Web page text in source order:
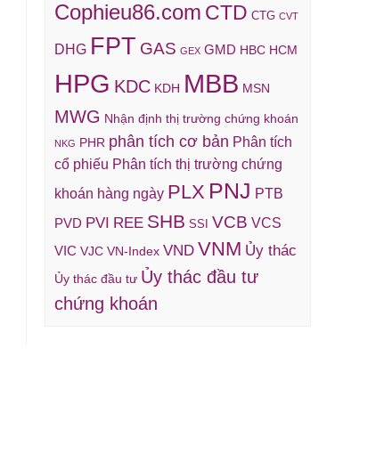
Cophieu86.com CTD CTG CVT
DHG FPT GAS GEX GMD HBC HCM
HPG KDC KDH MBB MSN
MWG Nhận định thị trường chứng khoán
NKG PHR phân tích cơ bản Phân tích
cổ phiếu Phân tích thị trường chứng
khoán hàng ngày PLX PNJ PTB
PVD PVI REE SHB SSI VCB VCS
VIC VJC VN-Index VND VNM Ủy thác
Ủy thác đầu tư Ủy thác đầu tư
chứng khoán